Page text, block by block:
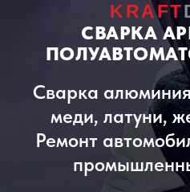
KRAFT
СВАРКА
Сварка
меди, латуни,
Ремонт